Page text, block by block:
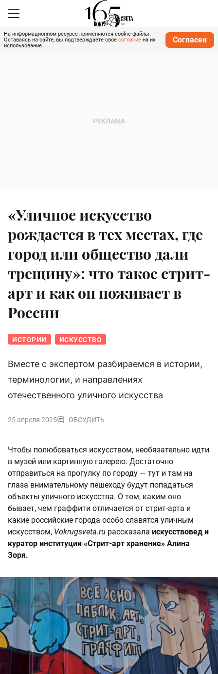
На информационном ресурсе применяются cookie-файлы.
Оставаясь на сайте, вы подтверждаете свое согласие на их
использование.
Согласен
«Уличное искусство
рождается в тех местах, где
город или общество дали
трещину»: что такое стрит-
арт и как он поживает в
России
ИСТОРИИ ИСКУССТВО
Вместе с экспертом разбираемся в истории,
терминологии, и направлениях
отечественного уличного искусства
25 апреля 2025 ОБСУДИТЬ
Чтобы полюбоваться искусством, необязательно идти
в музей или картинную галерею. Достаточно
отправиться на прогулку по городу — тут и там на
глаза внимательному пешеходу будут попадаться
объекты уличного искусства. О том, каким оно
бывает, чем граффити отличается от стрит-арта и
какие российские города особо славятся уличным
искусством, Vokrugsveta.ru рассказала искусствовед и
куратор институции «Стрит-арт хранение» Алина
Зоря.